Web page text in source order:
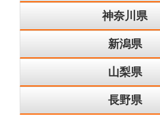
神奈川県
新潟県
山梨県
長野県